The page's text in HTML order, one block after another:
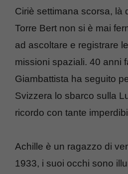
Ciriè settimana scorsa, là
Torre Bert non si è mai
ad ascoltare e registrare
missioni spaziali. 40 anni
Giambattista ha seguito
Svizzera lo sbarco sulla
ricordo con tante
Achille è un ragazzo di
1933, i suoi occhi sono